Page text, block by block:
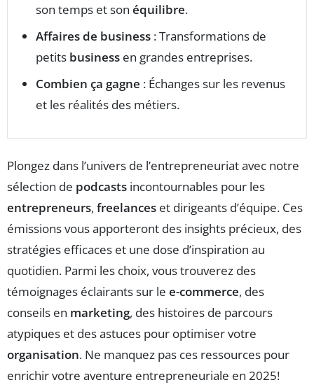
son temps et son équilibre.
Affaires de business : Transformations de
petits business en grandes entreprises.
Combien ça gagne : Échanges sur les revenus
et les réalités des métiers.
Plongez dans l’univers de l’entrepreneuriat avec notre
sélection de podcasts incontournables pour les
entrepreneurs, freelances et dirigeants d’équipe. Ces
émissions vous apporteront des insights précieux, des
stratégies efficaces et une dose d’inspiration au
quotidien. Parmi les choix, vous trouverez des
témoignages éclairants sur le e-commerce, des
conseils en marketing, des histoires de parcours
atypiques et des astuces pour optimiser votre
organisation. Ne manquez pas ces ressources pour
enrichir votre aventure entrepreneuriale en 2025!